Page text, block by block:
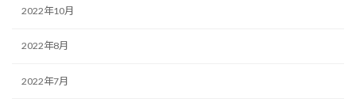
2022年10月
2022年8月
2022年7月